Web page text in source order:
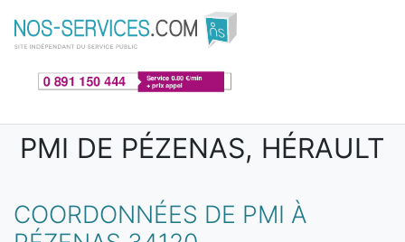
Aller au contenu principal
PMI DE PÉZENAS, HÉRAULT
COORDONNÉES DE PMI À